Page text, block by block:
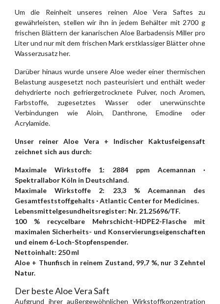
Um die Reinheit unseres reinen Aloe Vera Saftes zu
gewährleisten, stellen wir ihn in jedem Behälter mit 2700 g
frischen Blättern der kanarischen Aloe Barbadensis Miller pro
Liter und nur mit dem frischen Mark erstklassiger Blätter ohne
Wasserzusatz her.
Darüber hinaus wurde unsere Aloe weder einer thermischen
Belastung ausgesetzt noch pasteurisiert und enthält weder
dehydrierte noch gefriergetrocknete Pulver, noch Aromen,
Farbstoffe, zugesetztes Wasser oder unerwünschte
Verbindungen wie Aloin, Danthrone, Emodine oder
Acrylamide.
Unser reiner Aloe Vera + Indischer Kaktusfeigensaft
zeichnet sich aus durch:
Maximale Wirkstoffe 1: 2884 ppm Acemannan ·
Spektrallabor Köln in Deutschland.
Maximale Wirkstoffe 2: 23,3 % Acemannan des
Gesamtfeststoffgehalts · Atlantic Center for Medicines.
Lebensmittelgesundheitsregister: Nr. 21.25696/TF.
100 % recycelbare Mehrschicht-HDPE2-Flasche mit
maximalen Sicherheits- und Konservierungseigenschaften
und einem 6-Loch-Stopfenspender.
Nettoinhalt: 250 ml
Aloe + Thunfisch in reinem Zustand, 99,7 %, nur 3 Zehntel
Natur.
Der beste Aloe Vera Saft
Aufgrund ihrer außergewöhnlichen Wirkstoffkonzentration